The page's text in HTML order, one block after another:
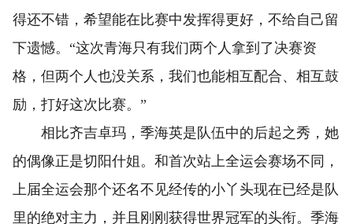
得还不错，希望能在比赛中发挥得更好，不给自己留
下遗憾。“这次青海只有我们两个人拿到了决赛资
格，但两个人也没关系，我们也能相互配合、相互鼓
励，打好这次比赛。”
相比齐吉卓玛，季海英是队伍中的后起之秀，她
的偶像正是切阳什姐。和首次站上全运会赛场不同，
上届全运会那个还名不见经传的小丫头现在已经是队
里的绝对主力，并且刚刚获得世界冠军的头衔。季海